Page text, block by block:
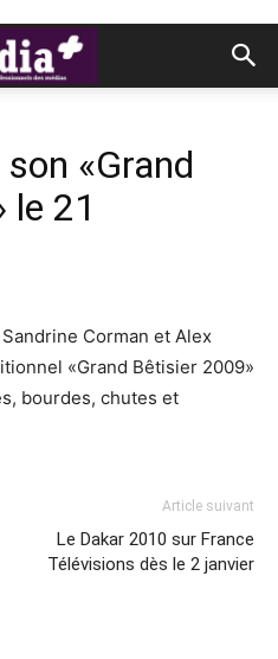
«Grand
le 21
Corman et Alex
«Grand Bêtisier 2009»
bourdes, chutes et
Article suivant
Le Dakar 2010 sur France
Télévisions dès le 2 janvier